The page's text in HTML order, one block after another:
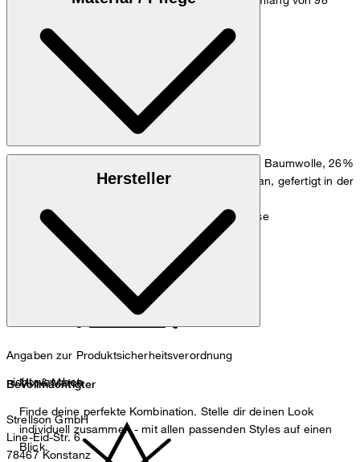
Größentabelle
Dezent strukturierter Mix aus 43% Baumwolle, 26%
Wolle, 18% Viskose, 11% Leinen und 2% Elasthan, gefertigt in der
Hauptfutter: Fließende Qualität aus 100% Viskose
nicht waschen
Hersteller
Angaben zur Produktsicherheitsverordnung
Bevollmächtigter
Strellson GmbH
Line-Eid-Str. 6
78467 Konstanz
Mix & Match
Finde deine perfekte Kombination. Stelle dir deinen Look
individuell zusammen - mit allen passenden Styles auf einen
Blick.